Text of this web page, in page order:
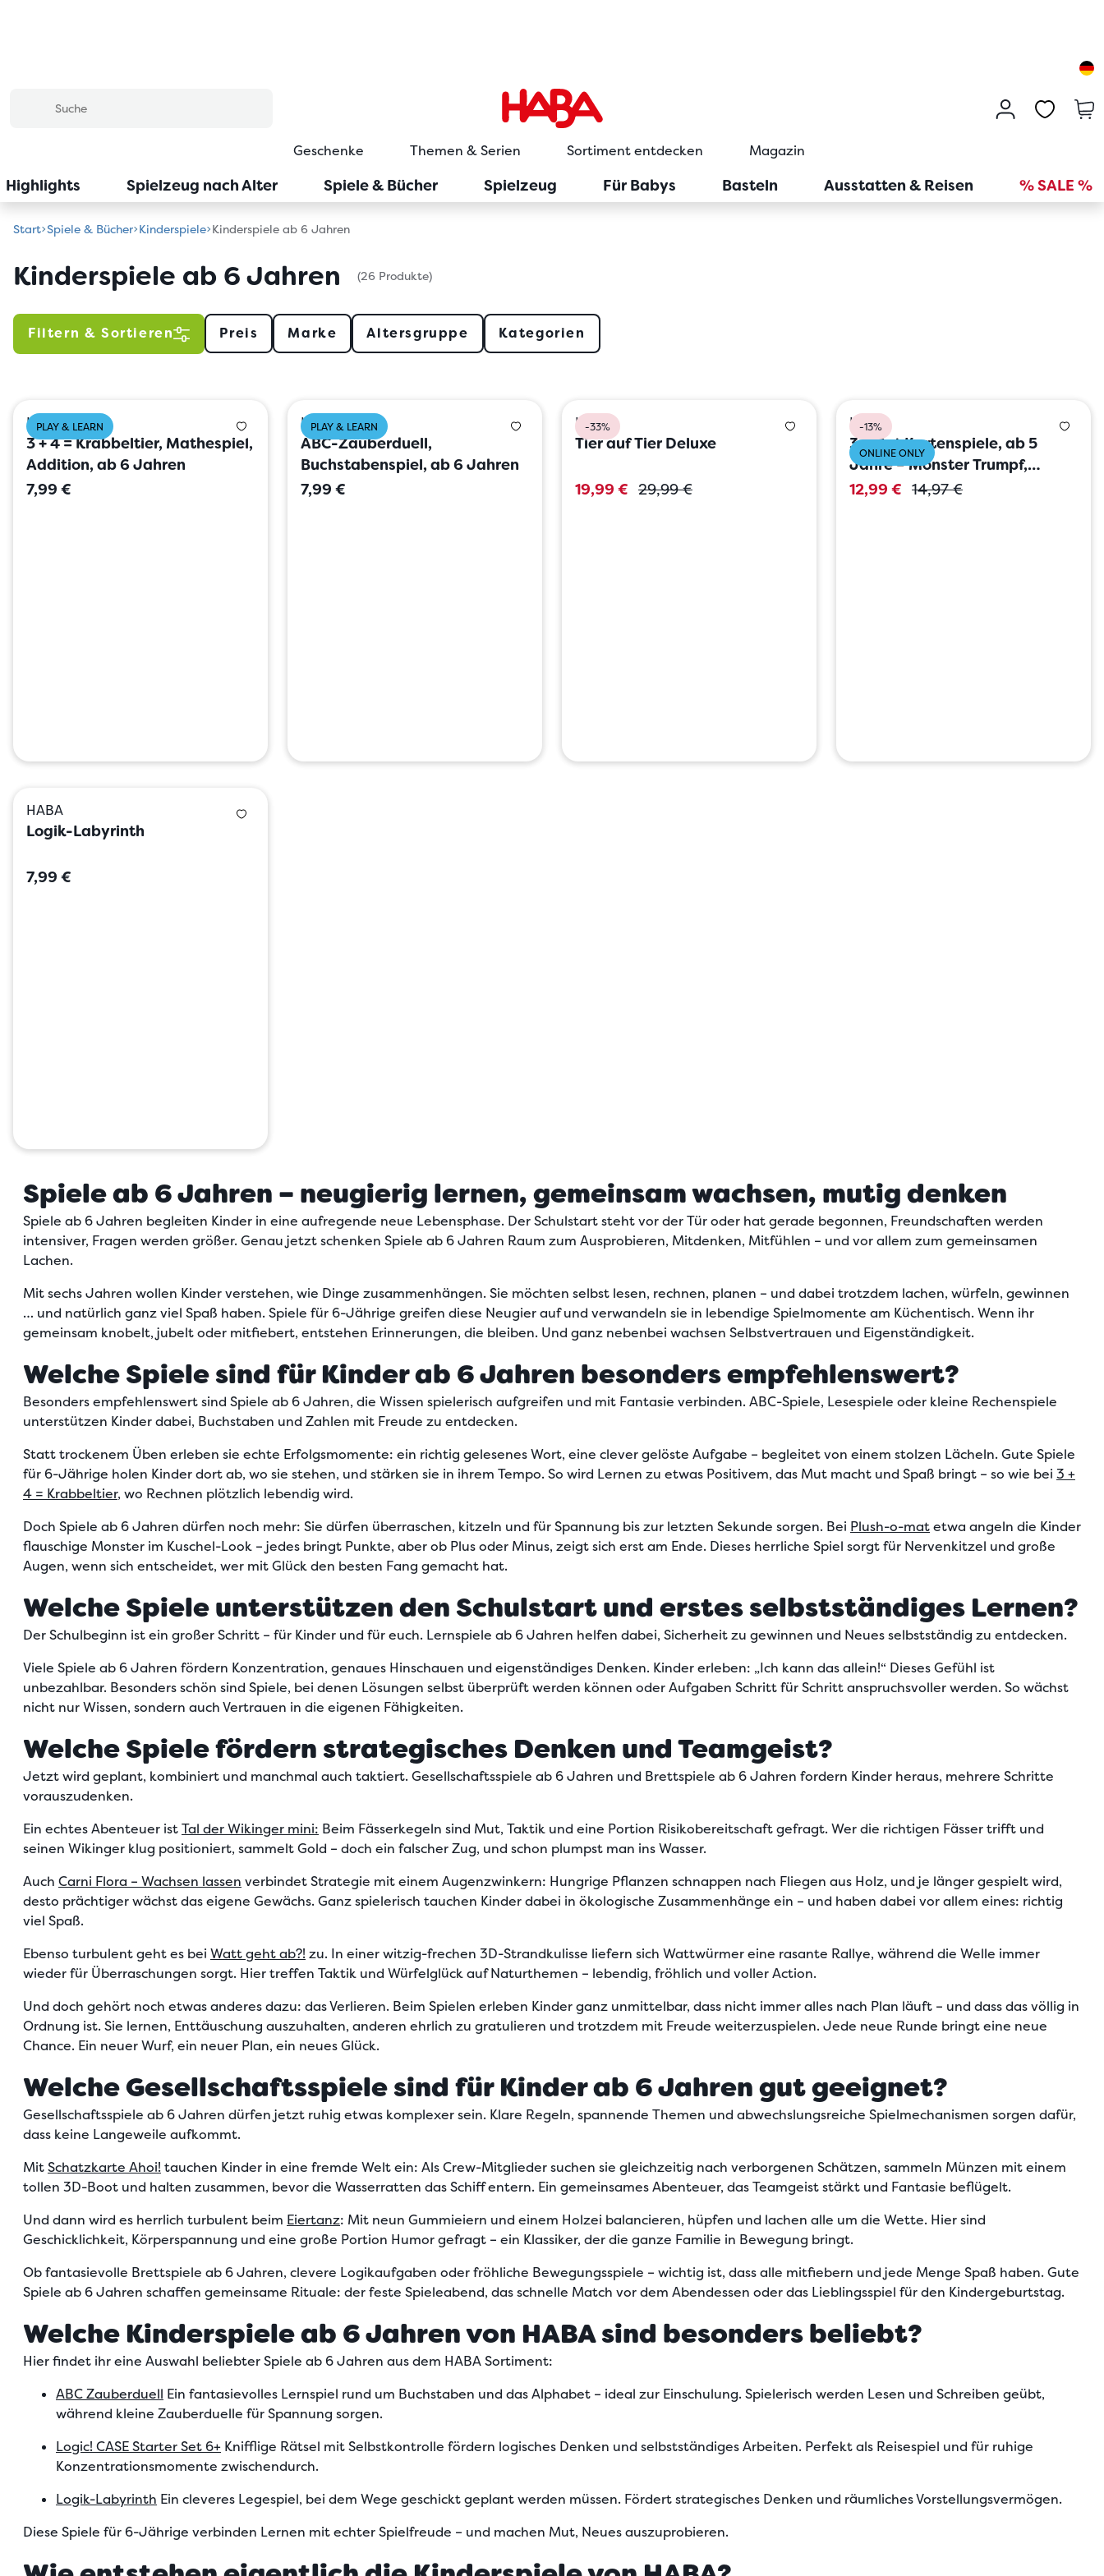
Geschenke Themen & Serien Sortiment entdecken Magazin
Highlights Spielzeug nach Alter Spiele & Bücher Spielzeug Für Babys Basteln Ausstatten & Reisen % SALE %
Start Spiele & Bücher Kinderspiele Kinderspiele ab 6 Jahren
Kinderspiele ab 6 Jahren (26 Produkte)
Filtern & Sortieren Preis Marke Altersgruppe Kategorien
PLAY & LEARN
HABA
3 + 4 = Krabbeltier, Mathespiel,
Addition, ab 6 Jahren
7,99 €
PLAY & LEARN
HABA
ABC-Zauberduell,
Buchstabenspiel, ab 6 Jahren
7,99 €
-33%
HABA
Tier auf Tier Deluxe
19,99 € 29,99 €
-13%
ONLINE ONLY
HABA
3er Set Kartenspiele, ab 5
Jahre – Monster Trumpf,
Rommé, Mix-Max
12,99 € 14,97 €
HABA
Logik-Labyrinth
7,99 €
Spiele ab 6 Jahren – neugierig lernen, gemeinsam wachsen, mutig denken
Spiele ab 6 Jahren begleiten Kinder in eine aufregende neue Lebensphase. Der Schulstart steht vor der Tür oder hat gerade begonnen, Freundschaften werden
intensiver, Fragen werden größer. Genau jetzt schenken Spiele ab 6 Jahren Raum zum Ausprobieren, Mitdenken, Mitfühlen – und vor allem zum gemeinsamen
Lachen.
Mit sechs Jahren wollen Kinder verstehen, wie Dinge zusammenhängen. Sie möchten selbst lesen, rechnen, planen – und dabei trotzdem lachen, würfeln, gewinnen
… und natürlich ganz viel Spaß haben. Spiele für 6-Jährige greifen diese Neugier auf und verwandeln sie in lebendige Spielmomente am Küchentisch. Wenn ihr
gemeinsam knobelt, jubelt oder mitfiebert, entstehen Erinnerungen, die bleiben. Und ganz nebenbei wachsen Selbstvertrauen und Eigenständigkeit.
Welche Spiele sind für Kinder ab 6 Jahren besonders empfehlenswert?
Besonders empfehlenswert sind Spiele ab 6 Jahren, die Wissen spielerisch aufgreifen und mit Fantasie verbinden. ABC-Spiele, Lesespiele oder kleine Rechenspiele
unterstützen Kinder dabei, Buchstaben und Zahlen mit Freude zu entdecken.
Statt trockenem Üben erleben sie echte Erfolgsmomente: ein richtig gelesenes Wort, eine clever gelöste Aufgabe – begleitet von einem stolzen Lächeln. Gute Spiele
für 6-Jährige holen Kinder dort ab, wo sie stehen, und stärken sie in ihrem Tempo. So wird Lernen zu etwas Positivem, das Mut macht und Spaß bringt – so wie bei 3 +
4 = Krabbeltier, wo Rechnen plötzlich lebendig wird.
Doch Spiele ab 6 Jahren dürfen noch mehr: Sie dürfen überraschen, kitzeln und für Spannung bis zur letzten Sekunde sorgen. Bei Plush-o-matetwa angeln die Kinder
flauschige Monster im Kuschel-Look – jedes bringt Punkte, aber ob Plus oder Minus, zeigt sich erst am Ende. Dieses herrliche Spiel sorgt für Nervenkitzel und große
Augen, wenn sich entscheidet, wer mit Glück den besten Fang gemacht hat.
Welche Spiele unterstützen den Schulstart und erstes selbstständiges Lernen?
Der Schulbeginn ist ein großer Schritt – für Kinder und für euch. Lernspiele ab 6 Jahren helfen dabei, Sicherheit zu gewinnen und Neues selbstständig zu entdecken.
Viele Spiele ab 6 Jahren fördern Konzentration, genaues Hinschauen und eigenständiges Denken. Kinder erleben: „Ich kann das allein!“ Dieses Gefühl ist
unbezahlbar. Besonders schön sind Spiele, bei denen Lösungen selbst überprüft werden können oder Aufgaben Schritt für Schritt anspruchsvoller werden. So wächst
nicht nur Wissen, sondern auch Vertrauen in die eigenen Fähigkeiten.
Welche Spiele fördern strategisches Denken und Teamgeist?
Jetzt wird geplant, kombiniert und manchmal auch taktiert. Gesellschaftsspiele ab 6 Jahren und Brettspiele ab 6 Jahren fordern Kinder heraus, mehrere Schritte
vorauszudenken.
Ein echtes Abenteuer istTal der Wikinger mini: Beim Fässerkegeln sind Mut, Taktik und eine Portion Risikobereitschaft gefragt. Wer die richtigen Fässer trifft und
seinen Wikinger klug positioniert, sammelt Gold – doch ein falscher Zug, und schon plumpst man ins Wasser.
Auch Carni Flora – Wachsen lassen verbindet Strategie mit einem Augenzwinkern: Hungrige Pflanzen schnappen nach Fliegen aus Holz, und je länger gespielt wird,
desto prächtiger wächst das eigene Gewächs. Ganz spielerisch tauchen Kinder dabei in ökologische Zusammenhänge ein – und haben dabei vor allem eines: richtig
viel Spaß.
Ebenso turbulent geht es bei Watt geht ab?!zu. In einer witzig-frechen 3D-Strandkulisse liefern sich Wattwürmer eine rasante Rallye, während die Welle immer
wieder für Überraschungen sorgt. Hier treffen Taktik und Würfelglück auf Naturthemen – lebendig, fröhlich und voller Action.
Und doch gehört noch etwas anderes dazu: das Verlieren. Beim Spielen erleben Kinder ganz unmittelbar, dass nicht immer alles nach Plan läuft – und dass das völlig in
Ordnung ist. Sie lernen, Enttäuschung auszuhalten, anderen ehrlich zu gratulieren und trotzdem mit Freude weiterzuspielen. Jede neue Runde bringt eine neue
Chance. Ein neuer Wurf, ein neuer Plan, ein neues Glück.
Welche Gesellschaftsspiele sind für Kinder ab 6 Jahren gut geeignet?
Gesellschaftsspiele ab 6 Jahren dürfen jetzt ruhig etwas komplexer sein. Klare Regeln, spannende Themen und abwechslungsreiche Spielmechanismen sorgen dafür,
dass keine Langeweile aufkommt.
MitSchatzkarte Ahoi!tauchen Kinder in eine fremde Welt ein: Als Crew-Mitglieder suchen sie gleichzeitig nach verborgenen Schätzen, sammeln Münzen mit einem
tollen 3D-Boot und halten zusammen, bevor die Wasserratten das Schiff entern. Ein gemeinsames Abenteuer, das Teamgeist stärkt und Fantasie beflügelt.
Und dann wird es herrlich turbulent beim Eiertanz: Mit neun Gummieiern und einem Holzei balancieren, hüpfen und lachen alle um die Wette. Hier sind
Geschicklichkeit, Körperspannung und eine große Portion Humor gefragt – ein Klassiker, der die ganze Familie in Bewegung bringt.
Ob fantasievolle Brettspiele ab 6 Jahren, clevere Logikaufgaben oder fröhliche Bewegungsspiele – wichtig ist, dass alle mitfiebern und jede Menge Spaß haben. Gute
Spiele ab 6 Jahren schaffen gemeinsame Rituale: der feste Spieleabend, das schnelle Match vor dem Abendessen oder das Lieblingsspiel für den Kindergeburtstag.
Welche Kinderspiele ab 6 Jahren von HABA sind besonders beliebt?
Hier findet ihr eine Auswahl beliebter Spiele ab 6 Jahren aus dem HABA Sortiment:
ABC Zauberduell Ein fantasievolles Lernspiel rund um Buchstaben und das Alphabet – ideal zur Einschulung. Spielerisch werden Lesen und Schreiben geübt,
während kleine Zauberduelle für Spannung sorgen.
Logic! CASE Starter Set 6+ Knifflige Rätsel mit Selbstkontrolle fördern logisches Denken und selbstständiges Arbeiten. Perfekt als Reisespiel und für ruhige
Konzentrationsmomente zwischendurch.
Logik-Labyrinth Ein cleveres Legespiel, bei dem Wege geschickt geplant werden müssen. Fördert strategisches Denken und räumliches Vorstellungsvermögen.
Diese Spiele für 6-Jährige verbinden Lernen mit echter Spielfreude – und machen Mut, Neues auszuprobieren.